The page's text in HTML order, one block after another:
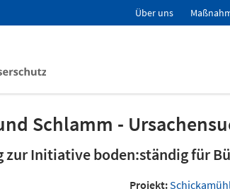
Über uns
Schlamm -
Initiative boden:ständig für
Projekt: